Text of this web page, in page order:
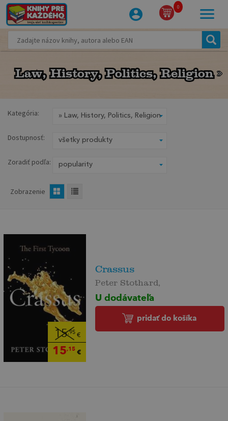
0
Law, History, Politics, Religion
Law, History, Politics, Religion
Kategória:
Dostupnosť:
Zoradiť podľa:
Zobrazenie
15,95€
15,15€
Crassus
Peter Stothard,
U dodávateľa
pridať do košíka